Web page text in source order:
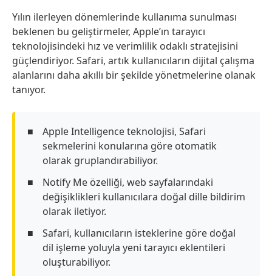
Yılın ilerleyen dönemlerinde kullanıma sunulması
beklenen bu geliştirmeler, Apple’ın tarayıcı
teknolojisindeki hız ve verimlilik odaklı stratejisini
güçlendiriyor. Safari, artık kullanıcıların dijital çalışma
alanlarını daha akıllı bir şekilde yönetmelerine olanak
tanıyor.
Apple Intelligence teknolojisi, Safari
sekmelerini konularına göre otomatik
olarak gruplandırabiliyor.
Notify Me özelliği, web sayfalarındaki
değişiklikleri kullanıcılara doğal dille bildirim
olarak iletiyor.
Safari, kullanıcıların isteklerine göre doğal
dil işleme yoluyla yeni tarayıcı eklentileri
oluşturabiliyor.